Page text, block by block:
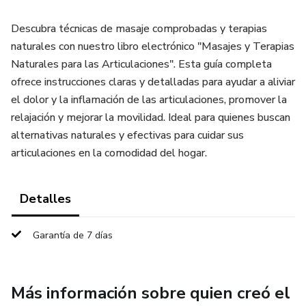
Descubra técnicas de masaje comprobadas y terapias
naturales con nuestro libro electrónico "Masajes y Terapias
Naturales para las Articulaciones". Esta guía completa
ofrece instrucciones claras y detalladas para ayudar a aliviar
el dolor y la inflamación de las articulaciones, promover la
relajación y mejorar la movilidad. Ideal para quienes buscan
alternativas naturales y efectivas para cuidar sus
articulaciones en la comodidad del hogar.
Detalles
Garantía de 7 días
Más información sobre quien creó el